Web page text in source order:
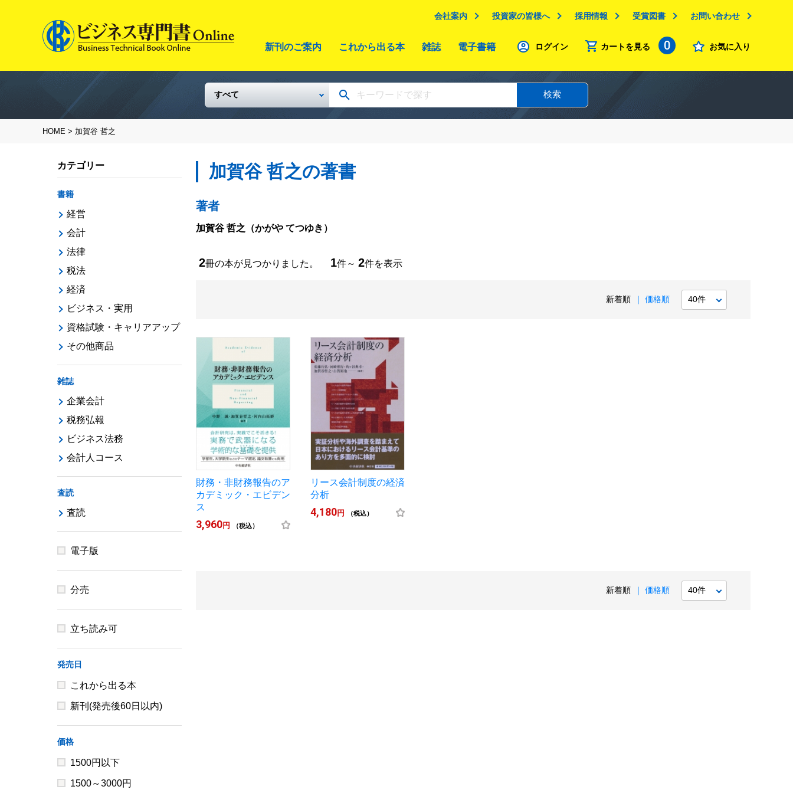
会社案内 投資家の皆様へ 採用情報 受賞図書 お問い合わせ
新刊のご案内 これから出る本 雑誌 電子書籍 ログイン カートを見る 0 お気に入り
検索
HOME > 加賀谷 哲之
加賀谷 哲之の著書
著者
加賀谷 哲之 （かがや てつゆき）
2冊の本が見つかりました。 1件～ 2件を表示
新着順 価格順
財務・非財務報告のア
カデミック・エビデン
ス
3,960円 （税込）
リース会計制度の経済
分析
4,180円 （税込）
新着順 価格順
カテゴリー
書籍
経営
会計
法律
税法
経済
ビジネス・実用
資格試験・キャリアアップ
その他商品
雑誌
企業会計
税務弘報
ビジネス法務
会計人コース
査読
査読
電子版
分売
立ち読み可
発売日
これから出る本
新刊(発売後60日以内)
価格
1500円以下
1500～3000円